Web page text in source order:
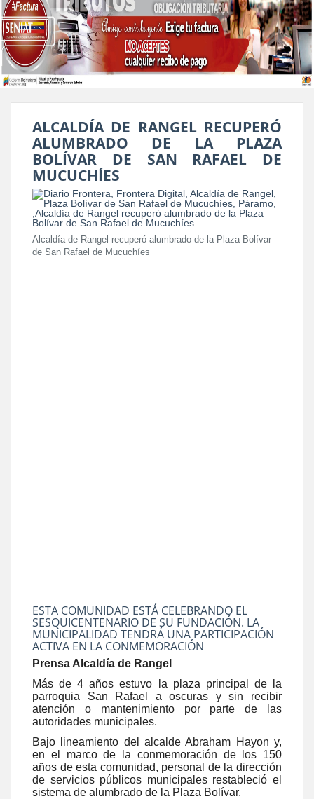
ALCALDÍA DE RANGEL RECUPERÓ
ALUMBRADO DE LA PLAZA
BOLÍVAR DE SAN RAFAEL DE
MUCUCHÍES
Alcaldía de Rangel recuperó alumbrado de la Plaza Bolívar
de San Rafael de Mucuchíes
ESTA COMUNIDAD ESTÁ CELEBRANDO EL
SESQUICENTENARIO DE SU FUNDACIÓN. LA
MUNICIPALIDAD TENDRÁ UNA PARTICIPACIÓN
ACTIVA EN LA CONMEMORACIÓN
Prensa Alcaldía de Rangel
Más de 4 años estuvo la plaza principal de la
parroquia San Rafael a oscuras y sin recibir
atención o mantenimiento por parte de las
autoridades municipales.
Bajo lineamiento del alcalde Abraham Hayon y,
en el marco de la conmemoración de los 150
años de esta comunidad, personal de la dirección
de servicios públicos municipales restableció el
sistema de alumbrado de la Plaza Bolívar.